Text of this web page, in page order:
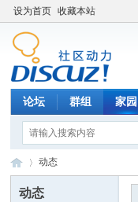
设为首页 收藏本站
论坛 群组 家园
动态
动态